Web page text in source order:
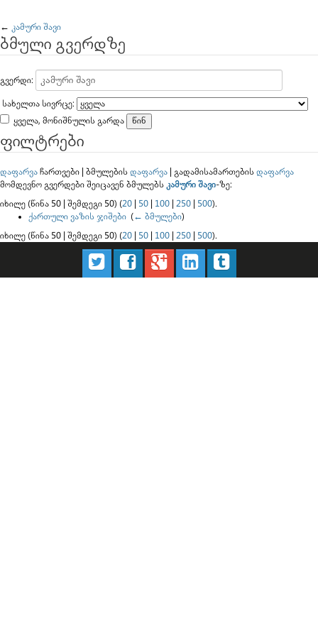
← კამური შავი
ბმული გვერდზე
გვერდი:
სახელთა სივრცე:
ყველა, მონიშნულის გარდა
ფილტრები
დაფარვა ჩართვები | ბმულების დაფარვა | გადამისამართების დაფარვა
მომდევნო გვერდები შეიცავენ ბმულებს კამური შავი-ზე:
იხილე (წინა 50 | შემდეგი 50) (20 50 100 250 500).
ქართული ვაზის ჯიშები (← ბმულები)
იხილე (წინა 50 | შემდეგი 50) (20 50 100 250 500).